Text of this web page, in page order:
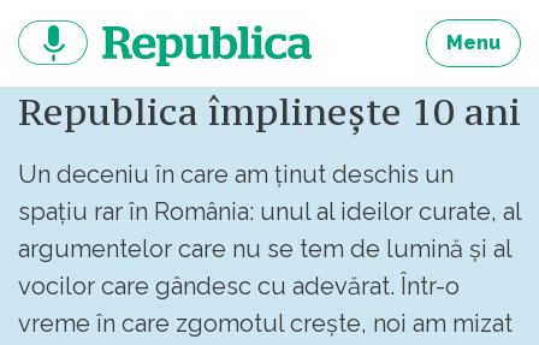
continut
Menu
Republica împlinește 10 ani
Un deceniu în care am ținut deschis un
spațiu rar în România: unul al ideilor curate, al
argumentelor care nu se tem de lumină și al
vocilor care gândesc cu adevărat. Într-o
vreme în care zgomotul crește, noi am mizat